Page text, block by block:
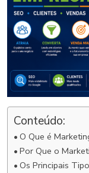
Conteúdo:
O Que é
Por Que o
Os Principais